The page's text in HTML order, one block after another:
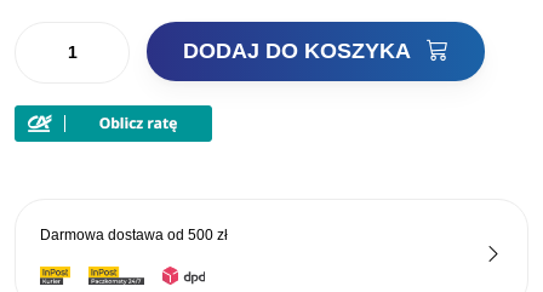
Marcel
Den
Zanęt
DODAJ DO KOSZYKA
Darmowa dostawa od 500 zł